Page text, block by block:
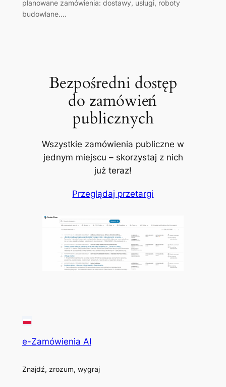
planowane zamówienia: dostawy, usługi, roboty
budowlane.…
Bezpośredni dostęp
do zamówień
publicznych
Wszystkie zamówienia publiczne w
jednym miejscu – skorzystaj z nich
już teraz!
Przeglądaj przetargi
e-Zamówienia AI
Znajdź, zrozum, wygraj